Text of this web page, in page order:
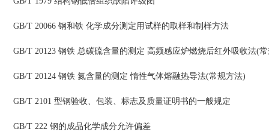
GB/T 20066 钢和铁 化学成分测定用试样的取样和制样方法
GB/T 20123 钢铁 总碳硫含量的测定 高频感应炉燃烧后红外吸收法(
GB/T 20124 钢铁 氮含量的测定 惰性气体熔融热导法(常规方法)
GB/T 2101 型钢验收、包装、标志及质量证明书的一般规定
GB/T 222 钢的成品化学成分允许偏差